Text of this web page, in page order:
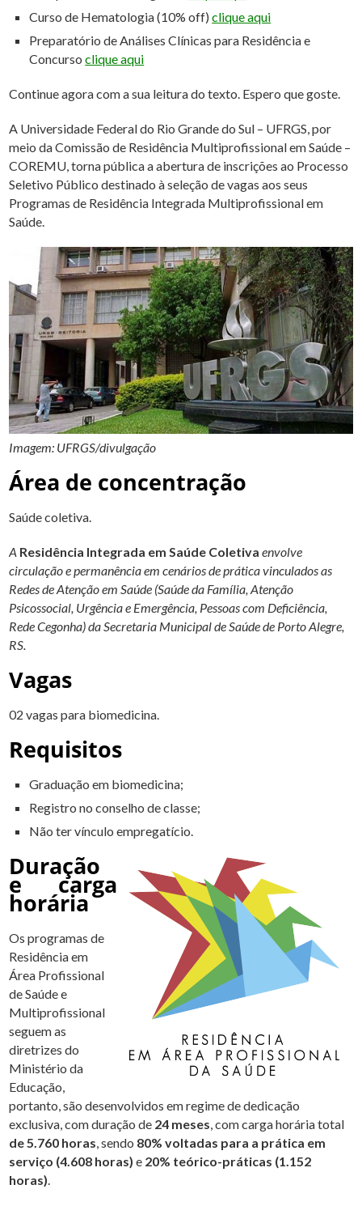
Curso de Hematologia (10% off)clique aqui
Preparatório de Análises Clínicas para Residência e
Concursoclique aqui
Continue agora com a sua leitura do texto. Espero que goste.
A Universidade Federal do Rio Grande do Sul – UFRGS, por
meio da Comissão de Residência Multiprofissional em Saúde –
COREMU, torna pública a abertura de inscrições ao Processo
Seletivo Público destinado à seleção de vagas aos seus
Programas de Residência Integrada Multiprofissional em
Saúde.
Imagem: UFRGS/divulgação
Área de concentração
Saúde coletiva.
A Residência Integrada em Saúde Coletiva envolve
circulação e permanência em cenários de prática vinculados as
Redes de Atenção em Saúde (Saúde da Família, Atenção
Psicossocial, Urgência e Emergência, Pessoas com Deficiência,
Rede Cegonha) da Secretaria Municipal de Saúde de Porto Alegre,
RS.
Vagas
02 vagas para biomedicina.
Requisitos
Graduação em biomedicina;
Registro no conselho de classe;
Não ter vínculo empregatício.
Duração
e carga
horária
Os programas de
Residência em
Área Profissional
de Saúde e
Multiprofissional
seguem as
diretrizes do
Ministério da
Educação,
portanto, são desenvolvidos em regime de dedicação
exclusiva, com duração de 24 meses, com carga horária total
de 5.760 horas, sendo 80% voltadas para a prática em
serviço (4.608 horas) e 20% teórico-práticas (1.152
horas).